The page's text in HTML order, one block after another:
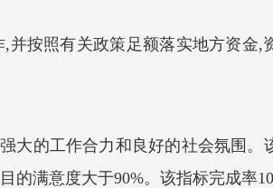
按照有关政策足额落实地方资金,
大的工作合力和良好的社会氛围。
满意度大于90%。该指标完成率